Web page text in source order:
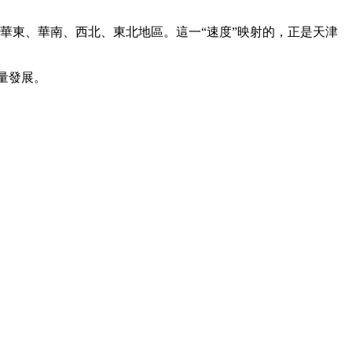
東、華南、西北、東北地區。這一“速度”映射的，正是天津
展。